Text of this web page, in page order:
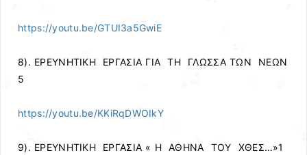
https://youtu.be/GTUI3a5GwiE
8). ΕΡΕΥΝΗΤΙΚΗ ΕΡΓΑΣΙΑ ΓΙΑ ΤΗ ΓΛΩΣΣΑ ΤΩΝ ΝΕΩΝ
5
https://youtu.be/KKiRqDWOIkY
9). ΕΡΕΥΝΗΤΙΚΗ ΕΡΓΑΣΙΑ « Η ΑΘΗΝΑ ΤΟΥ ΧΘΕΣ…»1